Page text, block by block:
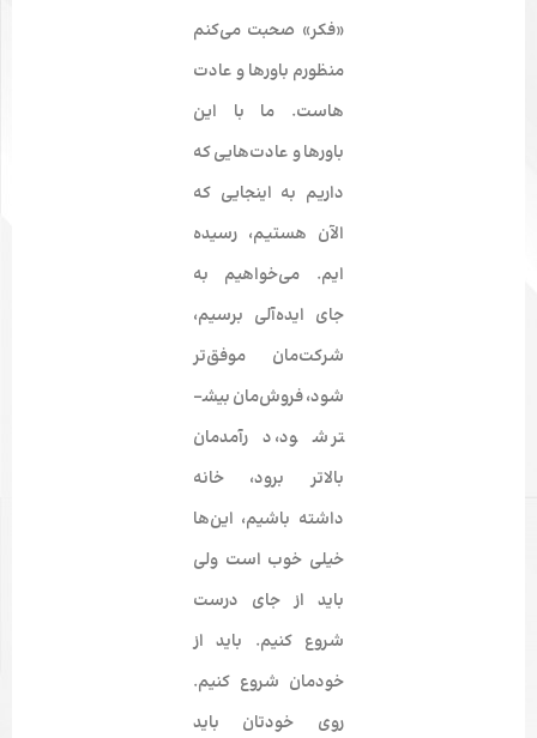
«فکر» صحبت می­‌کنم
منظورم باورها و عادت­‌
هاست. ما با این
باورها و عادت­‌هایی که
داریم به این­جایی که
الآن هستیم، رسیده­‌
ایم. می‌­خواهیم به
جای ایده­‌آلی برسیم،
شرکت‌مان موفق­‌تر
شود، فروش‌مان بیش­
تر شود، درآمدمان
بالاتر برود، خانه
داشته باشیم، این‌­ها
خیلی خوب است ولی
باید از جای درست
شروع کنیم. باید از
خودمان شروع کنیم.
روی خودتان باید